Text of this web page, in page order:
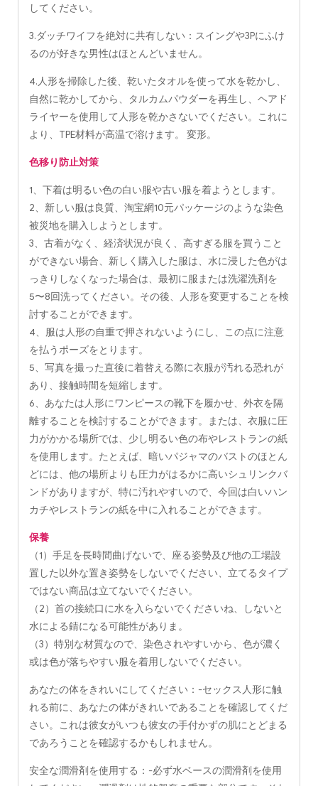
してください。
3.ダッチワイフを絶対に共有しない：スイングや3Pにふけ
るのが好きな男性はほとんどいません。
4.人形を掃除した後、乾いたタオルを使って水を乾かし、
自然に乾かしてから、タルカムパウダーを再生し、ヘアド
ライヤーを使用して人形を乾かさないでください。これに
より、TPE材料が高温で溶けます。 変形。
色移り防止対策
1、下着は明るい色の白い服や古い服を着ようとします。
2、新しい服は良質、淘宝網10元パッケージのような染色
被災地を購入しようとします。
3、古着がなく、経済状況が良く、高すぎる服を買うこと
ができない場合、新しく購入した服は、水に浸した色がは
っきりしなくなった場合は、最初に服または洗濯洗剤を
5〜8回洗ってください。その後、人形を変更することを検
討することができます。
4、服は人形の自重で押されないようにし、この点に注意
を払うポーズをとります。
5、写真を撮った直後に着替える際に衣服が汚れる恐れが
あり、接触時間を短縮します。
6、あなたは人形にワンピースの靴下を履かせ、外衣を隔
離することを検討することができます。または、衣服に圧
力がかかる場所では、少し明るい色の布やレストランの紙
を使用します。たとえば、暗いパジャマのバストのほとん
どには、他の場所よりも圧力がはるかに高いシュリンクバ
ンドがありますが、特に汚れやすいので、今回は白いハン
カチやレストランの紙を中に入れることができます。
保養
（1）手足を長時間曲げないで、座る姿勢及び他の工場設
置した以外な置き姿勢をしないでください、立てるタイプ
ではない商品は立てないでください。
（2）首の接続口に水を入らないでくださいね、しないと
水による錆になる可能性がありま。
（3）特別な材質なので、染色されやすいから、色が濃く
或は色が落ちやすい服を着用しないでください。
あなたの体をきれいにしてください：-セックス人形に触
れる前に、あなたの体がきれいであることを確認してくだ
さい。これは彼女がいつも彼女の手付かずの肌にとどまる
であろうことを確認するかもしれません。
安全な潤滑剤を使用する：-必ず水ベースの潤滑剤を使用